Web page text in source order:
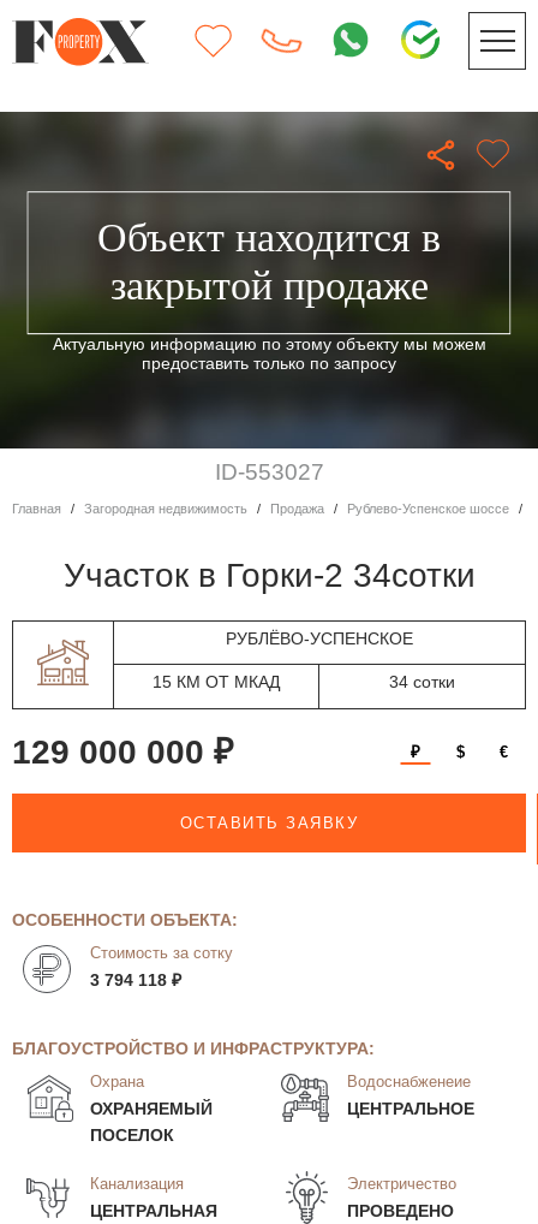
Объект находится в
закрытой продаже
Актуальную информацию по этому объекту мы можем
предоставить только по запросу
ID-553027
Главная Загородная недвижимость Продажа Рублево-Успенское шоссе
участок в Горки-2 34сотки
РУБЛЁВО-УСПЕНСКОЕ
15 КМ ОТ МКАД 34 сотки
129 000 000 ₽ ₽ $ €
ОСТАВИТЬ ЗАЯВКУ
ОСОБЕННОСТИ ОБЪЕКТА:
Стоимость за сотку
3 794 118 ₽
БЛАГОУСТРОЙСТВО И ИНФРАСТРУКТУРА:
Охрана
ОХРАНЯЕМЫЙ
ПОСЕЛОК
Водоснабженеие
ЦЕНТРАЛЬНОЕ
Канализация
ЦЕНТРАЛЬНАЯ
Электричество
ПРОВЕДЕНО